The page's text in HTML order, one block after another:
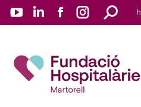
YouTube
in
Linkedin
in
new
Facebook
in
new
Instagram
in
Search: